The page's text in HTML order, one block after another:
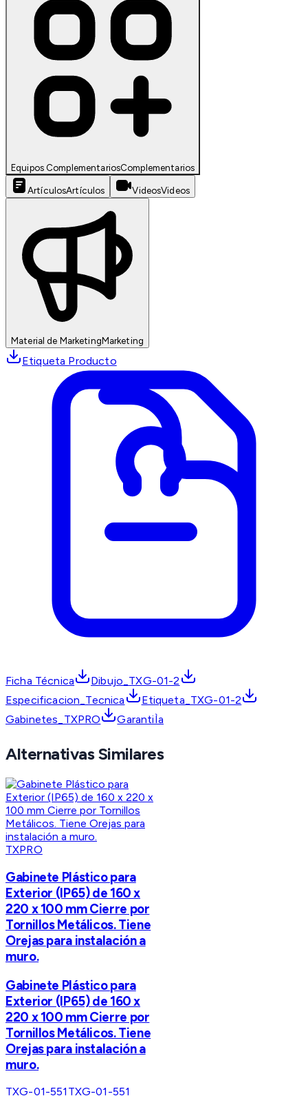
Equipos ComplementariosComplementarios
ArtículosArtículos VideosVideos
Material de MarketingMarketing
Etiqueta Producto
Ficha Técnica
Dibujo_TXG-01-2
Especificacion_Tecnica
Etiqueta_TXG-01-2
Gabinetes_TXPRO
GarantiÌa
Alternativas Similares
TXPRO
Gabinete Plástico para
Exterior (IP65) de 160 x
220 x 100 mm Cierre por
Tornillos Metálicos. Tiene
Orejas para instalación a
muro.
Gabinete Plástico para
Exterior (IP65) de 160 x
220 x 100 mm Cierre por
Tornillos Metálicos. Tiene
Orejas para instalación a
muro.
TXG-01-551 TXG-01-551